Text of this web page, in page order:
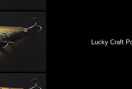
Lucky Craft